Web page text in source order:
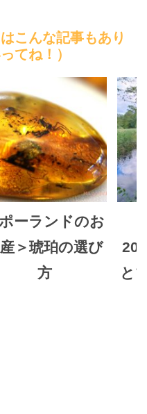
こんな記事もあり
てね！）
ーランドのお
＞琥珀の選び
方
と